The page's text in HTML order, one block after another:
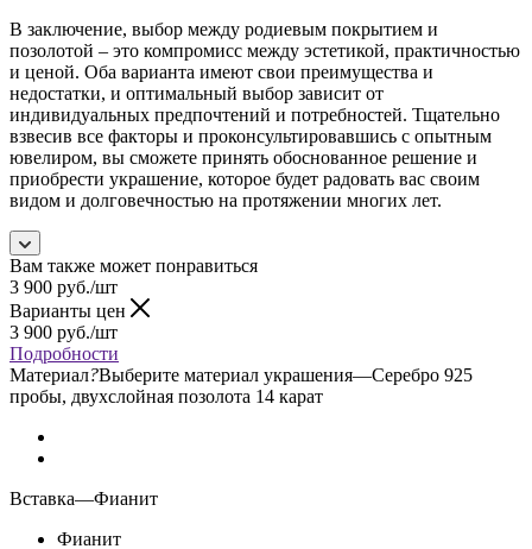
В заключение, выбор между родиевым покрытием и
позолотой – это компромисс между эстетикой, практичностью
и ценой. Оба варианта имеют свои преимущества и
недостатки, и оптимальный выбор зависит от
индивидуальных предпочтений и потребностей. Тщательно
взвесив все факторы и проконсультировавшись с опытным
ювелиром, вы сможете принять обоснованное решение и
приобрести украшение, которое будет радовать вас своим
видом и долговечностью на протяжении многих лет.
Вам также может понравиться
3 900 руб./шт
Варианты цен
3 900 руб./шт
Подробности
Материал?Выберите материал украшения—Серебро 925
пробы, двухслойная позолота 14 карат
Вставка—Фианит
Фианит